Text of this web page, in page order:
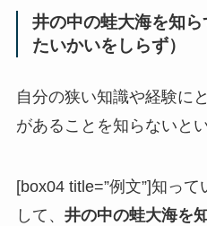
井の中の蛙大海を知
たいかいをしらず）
自分の狭い知識や経験に
があることを知らないと
[box04 title=”例文”]知っ
して、 井の中の蛙大海を